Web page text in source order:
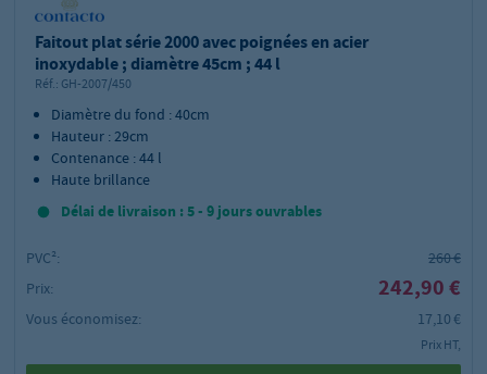
Faitout plat série 2000 avec poignées en acier
inoxydable ; diamètre 45cm ; 44 l
Réf.: GH-2007/450
Diamètre du fond : 40cm
Hauteur : 29cm
Contenance : 44 l
Haute brillance
Délai de livraison : 5 - 9 jours ouvrables
PVC²:
260 €
Prix:
242,90 €
Vous économisez: 17,10 €
Prix HT,